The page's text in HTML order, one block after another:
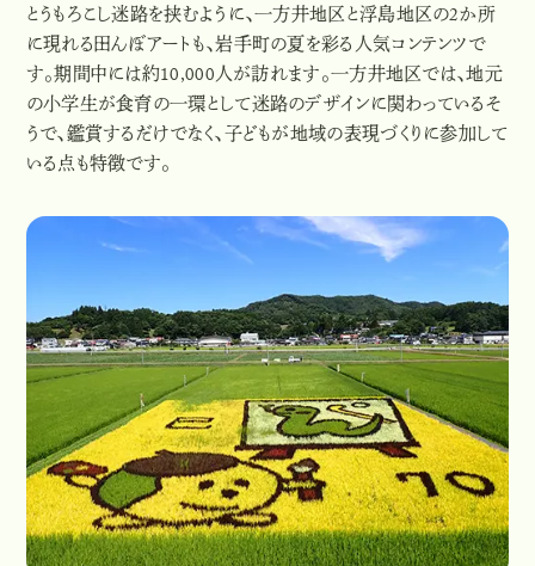
とうもろこし迷路を挟むように、一方井地区と浮島地区の2か所
に現れる田んぼアートも、岩手町の夏を彩る人気コンテンツで
す。期間中には約10,000人が訪れます。一方井地区では、地元
の小学生が食育の一環として迷路のデザインに関わっているそ
うで、鑑賞するだけでなく、子どもが地域の表現づくりに参加して
いる点も特徴です。